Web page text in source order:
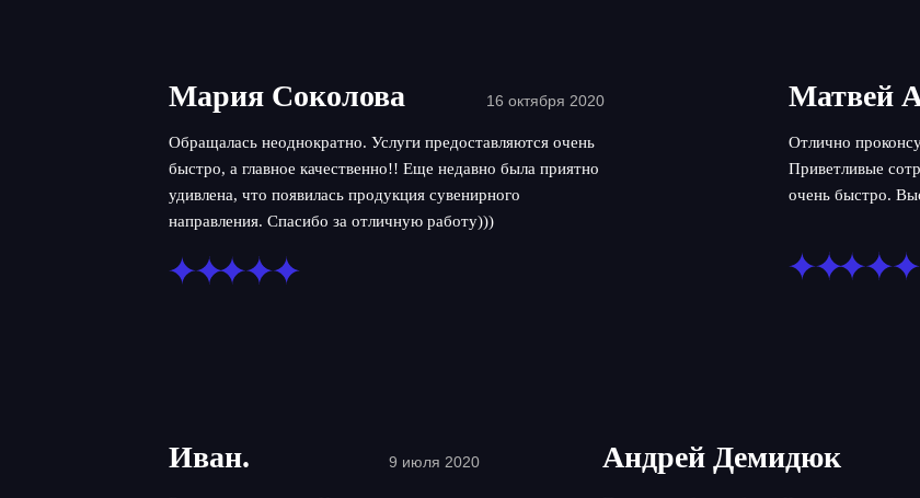
Мария Соколова 16 октября 2020
Обращалась неоднократно. Услуги предоставляются очень
быстро, а главное качественно!! Еще недавно была приятно
удивлена, что появилась продукция сувенирного
направления. Спасибо за отличную работу)))
Матвей
Отлично
Приветливые
очень быстро.
Иван. 9 июля 2020 Андрей Демидюк